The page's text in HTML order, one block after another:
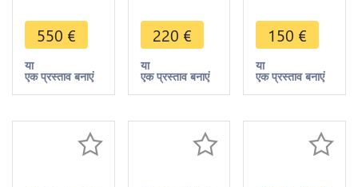
Mint Error
Off
Planchet 1
Centime
MS64
550 €
या
एक प्रस्ताव बनाएं
1943
Rotation
Error PCGS
MS64
220 €
या
एक प्रस्ताव बनाएं
Indochina 1
Centime
1943 PCGS
MS63
150 €
या
एक प्रस्ताव बनाएं